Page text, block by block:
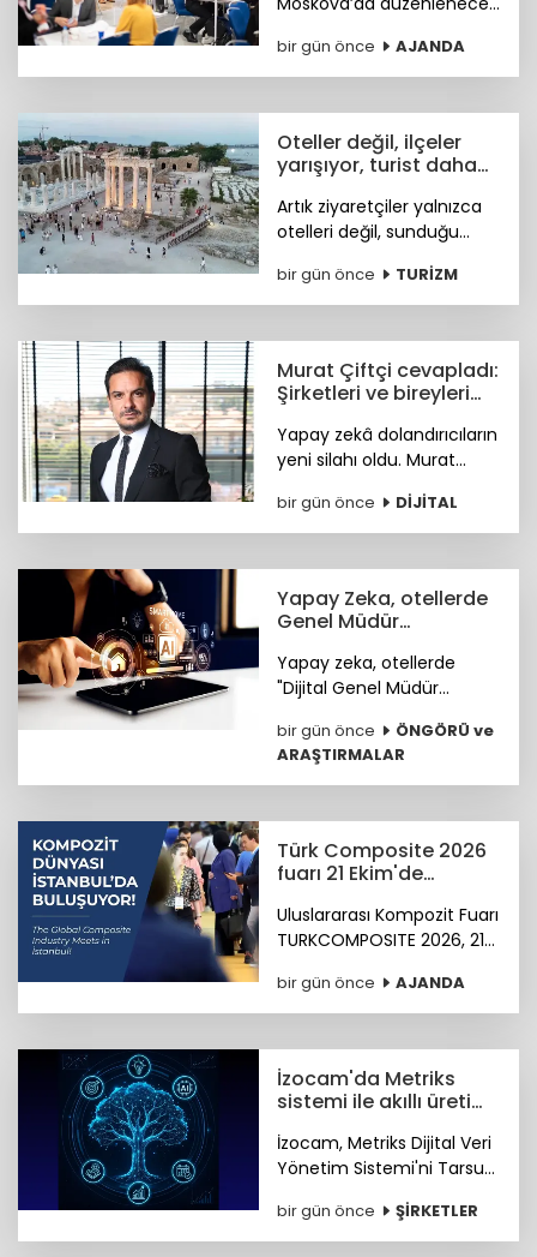
Congress (MGMC),
Türkiye’nin MICE uzmanları
sunmaya hazırlanıyor.
bir gün önce AJANDA
Oteller değil, ilçeler
yarışıyor, turist daha
Artık ziyaretçiler yalnızca
otelleri değil, sunduğu
sosyal yaşamı ve fiyat-
performans avantajıyla
bir gün önce TURİZM
Murat Çiftçi cevapladı:
Şirketleri ve bireyleri
neler?
Yapay zekâ dolandırıcıların
yeni silahı oldu. Murat
bekleyen siber riskler
neler? sorusunu cevapladı.
bir gün önce DİJİTAL
Yapay Zeka, otellerde
Genel Müdür
hazırlanıyor
Yapay zeka, otellerde
"Dijital Genel Müdür
hazırlanıyor.
bir gün önce
ÖNGÖRÜ ve
ARAŞTIRMALAR
Türk Composite 2026
fuarı 21 Ekim'de
Uluslararası Kompozit Fuarı
TURKCOMPOSITE 2026, 21-
İstanbul Fuar Merkezi’nde
düzenlenecek.
bir gün önce AJANDA
İzocam'da Metriks
sistemi ile akıllı üretim
İzocam, Metriks Dijital Veri
Yönetim Sistemi'ni Tarsus
akıllı üretim dönemini
başlattı. Böylelikle üretim
bir gün önce ŞİRKETLER